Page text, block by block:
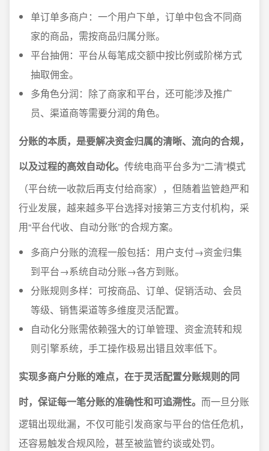
单订单多商户：一个用户下单，订单中包含不同商
家的商品，需按商品归属分账。
平台抽佣：平台从每笔成交额中按比例或阶梯方式
抽取佣金。
多角色分润：除了商家和平台，还可能涉及推广
员、渠道商等需要分润的角色。
分账的本质，是要解决资金归属的清晰、流向的合规，
以及过程的高效自动化。 传统电商平台多为“二清”模式
（平台统一收款后再支付给商家），但随着监管趋严和
行业发展，越来越多平台选择对接第三方支付机构，采
用“平台代收、自动分账”的合规方案。
多商户分账的流程一般包括：用户支付→资金归集
到平台→系统自动分账→各方到账。
分账规则多样：可按商品、订单、促销活动、会员
等级、销售渠道等多维度灵活配置。
自动化分账需依赖强大的订单管理、资金流转和规
则引擎系统，手工操作极易出错且效率低下。
实现多商户分账的难点，在于灵活配置分账规则的同
时，保证每一笔分账的准确性和可追溯性。 而一旦分账
逻辑出现纰漏，不仅可能引发商家与平台的信任危机，
还容易触发合规风险，甚至被监管约谈或处罚。